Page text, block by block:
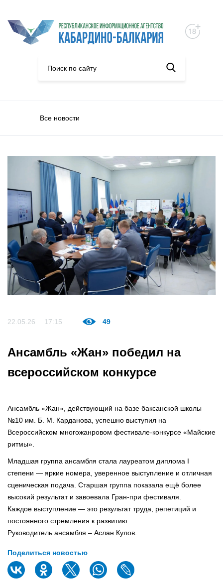
Все новости
Культура
22.05.26 17:15 49
Ансамбль «Жан» победил на
всероссийском конкурсе
Ансамбль «Жан», действующий на базе баксанской школы
№10 им. Б. М. Карданова, успешно выступил на
Всероссийском многожанровом фестивале-конкурсе «Майские
ритмы».
Младшая группа ансамбля стала лауреатом диплома I
степени — яркие номера, уверенное выступление и отличная
сценическая подача. Старшая группа показала ещё более
высокий результат и завоевала Гран-при фестиваля.
Каждое выступление — это результат труда, репетиций и
постоянного стремления к развитию.
Руководитель ансамбля – Аслан Кулов.
Поделиться новостью